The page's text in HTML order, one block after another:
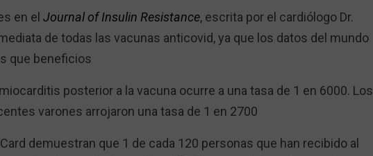
en el Journal of Insulin Resistance, escrita por el cardiólogo Dr.
de todas las vacunas anticovid, ya que los datos del mundo
que beneficios
posterior a la vacuna ocurre a una tasa de 1 en 6000. Los
varones arrojaron una tasa de 1 en 2700
demuestran que 1 de cada 120 personas que han recibido al